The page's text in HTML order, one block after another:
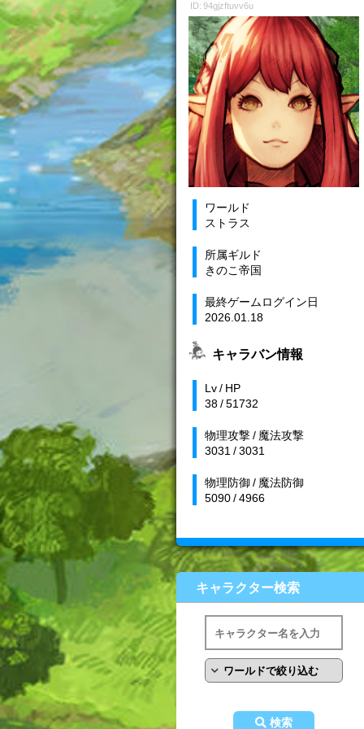
ID: 94gjzftuvv6u
ワールド
ストラス
所属ギルド
きのこ帝国
最終ゲームログイン日
2026.01.18
キャラバン情報
Lv / HP
38 / 51732
物理攻撃 / 魔法攻撃
3031 / 3031
物理防御 / 魔法防御
5090 / 4966
キャラクター検索
検索